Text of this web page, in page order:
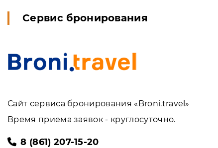
Сервис бронирования
Сайт сервиса бронирования «Broni.travel»
Время приема заявок - круглосуточно.
8 (861) 207-15-20